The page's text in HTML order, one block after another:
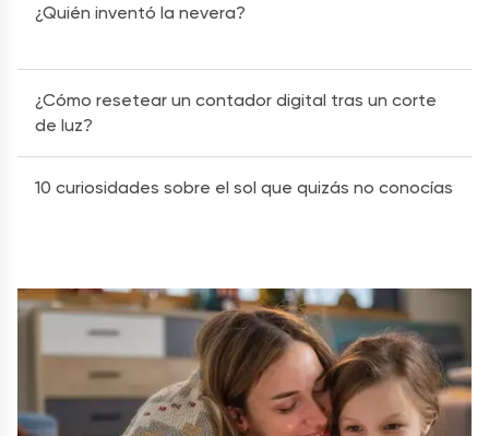
¿Quién inventó la nevera?
¿Cómo resetear un contador digital tras un corte
de luz?
10 curiosidades sobre el sol que quizás no conocías